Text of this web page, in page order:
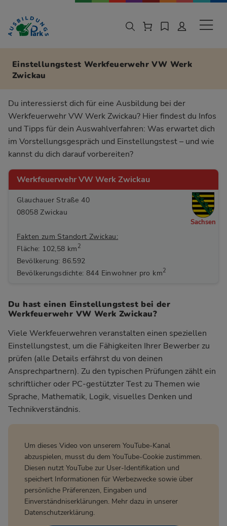
Zur Navigation springen
Zu den Hauptinhalten springen
Einstellungstest Werkfeuerwehr VW Werk
Zwickau
Du interessierst dich für eine Ausbildung bei der
Werkfeuerwehr VW Werk Zwickau? Hier findest du Infos
und Tipps für dein Auswahlverfahren: Was erwartet dich
im Vorstellungsgespräch und Einstellungstest – und wie
kannst du dich darauf vorbereiten?
Werkfeuerwehr VW Werk Zwickau
Glauchauer Straße 40
08058 Zwickau
Fakten zum Standort Zwickau:
Fläche: 102,58 km 2
Bevölkerung: 86.592
Bevölkerungsdichte: 844 Einwohner pro km2
Sachsen
Du hast einen Einstellungstest bei der
Werkfeuerwehr VW Werk Zwickau?
Viele Werkfeuerwehren veranstalten einen speziellen
Einstellungstest, um die Fähigkeiten Ihrer Bewerber zu
prüfen (alle Details erfährst du von deinen
Ansprechpartnern). Zu den typischen Prüfungen zählt ein
schriftlicher oder PC-gestützter Test zu Themen wie
Sprache, Mathematik, Logik, visuelles Denken und
Technikverständnis.
Um dieses Video von unserem YouTube-Kanal
abzuspielen, musst du dem YouTube-Cookie zustimmen.
Diesen nutzt YouTube zur User-Identifikation und
speichert Informationen für Werbezwecke sowie über
persönliche Präferenzen, Eingaben und
Einverständniserklärungen. Mehr dazu in unserer
Datenschutzerklärung.